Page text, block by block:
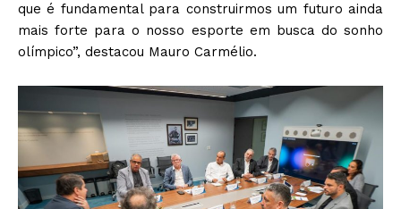
que é fundamental para construirmos um futuro ainda
mais forte para o nosso esporte em busca do sonho
olímpico”, destacou Mauro Carmélio.